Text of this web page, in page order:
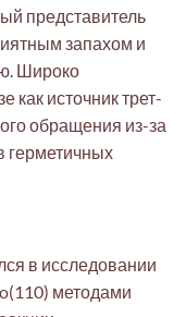
представитель
запахом и
Широко
как источник трет-
обращения из-за
герметичных
в исследовании
методами